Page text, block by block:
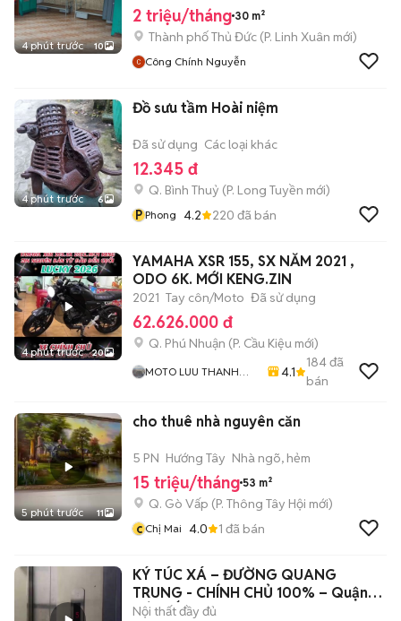
4 phút trước 10
2 triệu/tháng 30 m²
Thành phố Thủ Đức (P. Linh Xuân mới)
Công Chính Nguyễn
4 phút trước 6
Đồ sưu tầm Hoài niệm
Đã sử dụng Các loại khác
12.345 đ
Q. Bình Thuỷ (P. Long Tuyền mới)
P Phong 4.2 220 đã bán
4 phút trước 20
YAMAHA XSR 155, SX NĂM 2021 ,
ODO 6K. MỚI KENG.ZIN
2021 Tay côn/Moto Đã sử dụng
62.626.000 đ
Q. Phú Nhuận (P. Cầu Kiệu mới)
MOTO LUU THANH
Hoang Van Thu , PN ,
4.1
184đã
bán
5 phút trước 11
cho thuê nhà nguyên căn
5 PN Hướng Tây Nhà ngõ, hẻm
15 triệu/tháng 53 m²
Q. Gò Vấp (P. Thông Tây Hội mới)
c Chị Mai 4.0 1 đã bán
KÝ TÚC XÁ – ĐƯỜNG QUANG
TRUNG - CHÍNH CHỦ 100% – Quận
GÒ VẤP
Nội thất đầy đủ